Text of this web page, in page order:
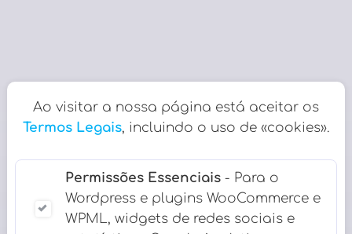
Ao visitar a nossa página está aceitar os
Termos Legais, incluindo o uso de «cookies».
Permissões Essenciais - Para o
Wordpress e plugins WooCommerce e
WPML, widgets de redes sociais e